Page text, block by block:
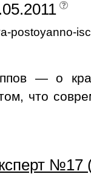
postoyanno-
— о
что
№17